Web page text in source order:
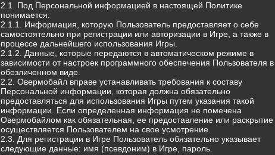
2.1. Под Персональной информацией в настоящей Политике
понимается:
2.1.1. Информация, которую Пользователь предоставляет о себе
самостоятельно при регистрации или авторизации в Игре, а также в
процессе дальнейшего использования Игры.
2.1.2. Данные, которые передаются в автоматическом режиме в
зависимости от настроек программного обеспечения Пользователя в
обезличенном виде.
2.2. Овермобайл вправе устанавливать требования к составу
Персональной информации, которая должна обязательно
предоставляться для использования Игры путем указания такой
информации. Если определенная информация не помечена
Овермобайлом как обязательная, ее предоставление или раскрытие
осуществляется Пользователем на свое усмотрение.
2.3. Для регистрации в Игре Пользователь обязательно указывает
следующие данные: имя (псевдоним) в Игре, пароль.